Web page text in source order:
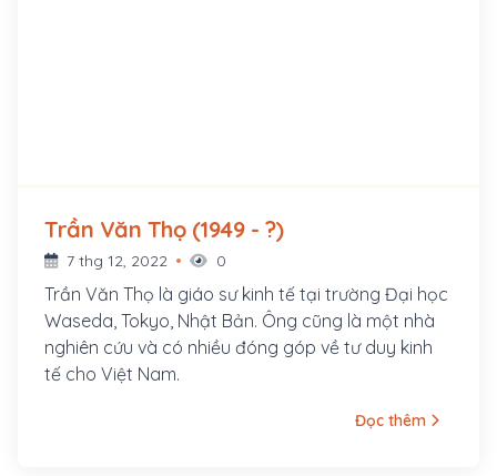
Trần Văn Thọ (1949 - ?)
7 thg 12, 2022 0
Trần Văn Thọ là giáo sư kinh tế tại trường Đại học
Waseda, Tokyo, Nhật Bản. Ông cũng là một nhà
nghiên cứu và có nhiều đóng góp về tư duy kinh
tế cho Việt Nam.
Đọc thêm